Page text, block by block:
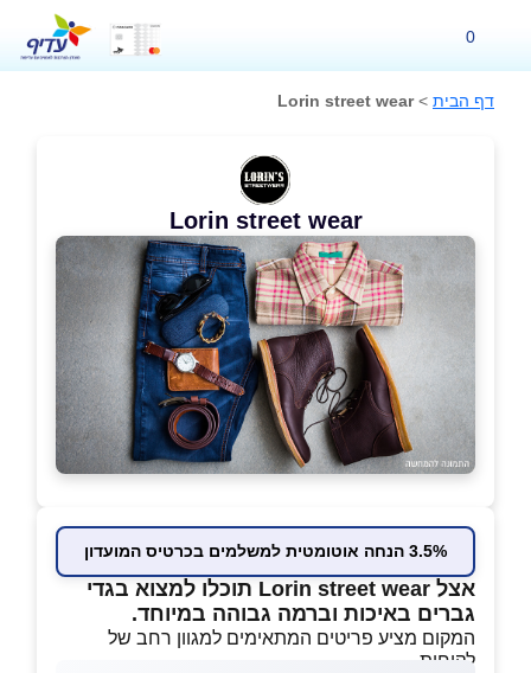
0
דף הבית >
Lorin street wear
Lorin street wear
3.5% הנחה אוטומטית למשלמים בכרטיס המועדון
אצל Lorin street wear תוכלו למצוא בגדי
גברים באיכות וברמה גבוהה במיוחד.
המקום מציע פריטים המתאימים למגוון רחב של
לקוחות.